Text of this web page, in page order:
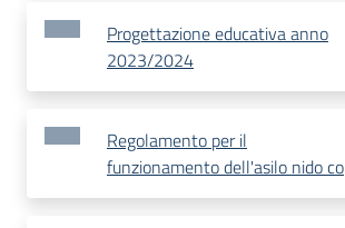
Progettazione educativa anno
2023/2024
Regolamento per il
funzionamento dell'asilo nido co